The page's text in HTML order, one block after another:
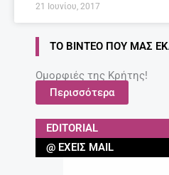
21 Ιουνίου, 2017
ΤΟ ΒΊΝΤΕΟ ΠΟΥ ΜΑΣ
Ομορφιές της Κρήτης!
Περισσότερα
EDITORIAL
@ ΈΧΕΙΣ MAIL